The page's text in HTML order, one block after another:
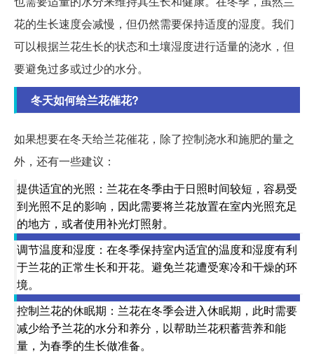
花的生长速度会减慢，但仍然需要保持适度的湿度。我们
可以根据兰花生长的状态和土壤湿度进行适量的浇水，但
要避免过多或过少的水分。
冬天如何给兰花催花?
如果想要在冬天给兰花催花，除了控制浇水和施肥的量之
外，还有一些建议：
提供适宜的光照：兰花在冬季由于日照时间较短，容易受
到光照不足的影响，因此需要将兰花放置在室内光照充足
的地方，或者使用补光灯照射。
调节温度和湿度：在冬季保持室内适宜的温度和湿度有利
于兰花的正常生长和开花。避免兰花遭受寒冷和干燥的环
境。
控制兰花的休眠期：兰花在冬季会进入休眠期，此时需要
减少给予兰花的水分和养分，以帮助兰花积蓄营养和能
量，为春季的生长做准备。